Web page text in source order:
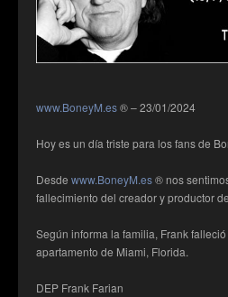
www.BoneyM.es® – 23/01/2024
Hoy es un día triste para los fans de
Desde www.BoneyM.es® nos
fallecimiento del creador y productor
Según informa la familia, Frank
apartamento de Miami, Florida.
DEP Frank Farian